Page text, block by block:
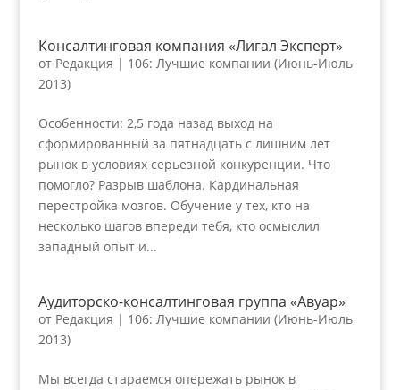
Консалтинговая компания «Лигал Эксперт»
от Редакция | 106: Лучшие компании (Июнь-Июль
2013)
Особенности: 2,5 года назад выход на
сформированный за пятнадцать с лишним лет
рынок в условиях серьезной конкуренции. Что
помогло? Разрыв шаблона. Кардинальная
перестройка мозгов. Обучение у тех, кто на
несколько шагов впереди тебя, кто осмыслил
западный опыт и...
Аудиторско-консалтинговая группа «Авуар»
от Редакция | 106: Лучшие компании (Июнь-Июль
2013)
Мы всегда стараемся опережать рынок в